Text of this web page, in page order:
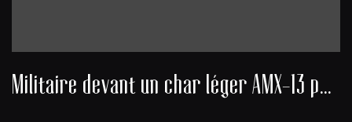
Militaire devant un char léger AMX-13 pendant la Guerre d'Algérie